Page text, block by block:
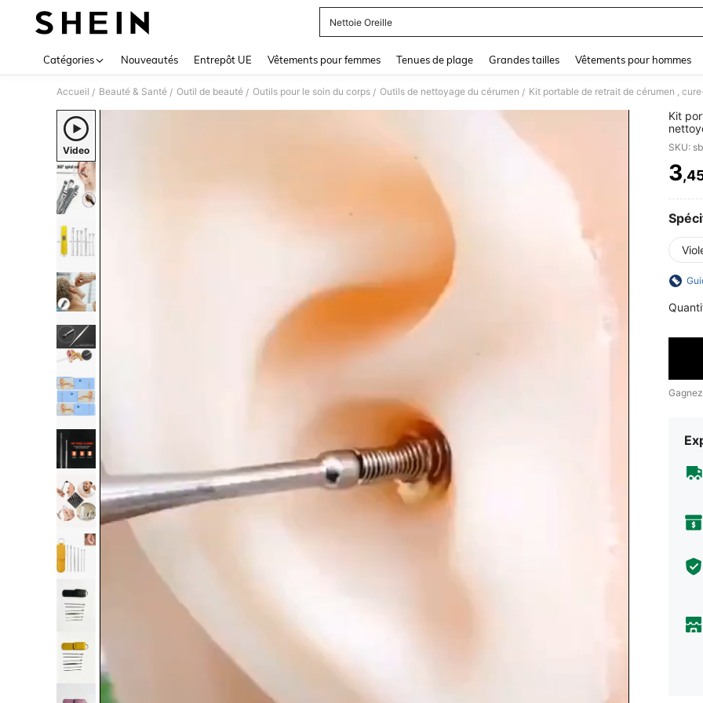
Nettoie Oreille
Catégories Nouveautés Entrepôt UE Vêtements pour femmes Tenues de plage Grandes tailles Vêtements pour hommes
Accueil / Beauté & Santé / Outil de beauté / Outils pour le soin du corps / Outils de nettoyage du cérumen /
Video
Kit
pour
SKU:
3